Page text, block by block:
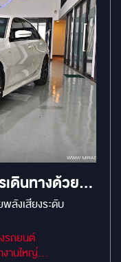
ดินทางด้วย
ลังเสียงระดับ